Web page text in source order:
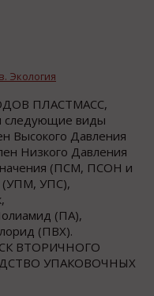
Экология
ПЛАСТМАСС,
виды
Высокого Давления
Низкого Давления
(ПСМ, ПСОН и
(УПМ, УПС),
(ПА),
(ПВХ).
ВТОРИЧНОГО
УПАКОВОЧНЫХ